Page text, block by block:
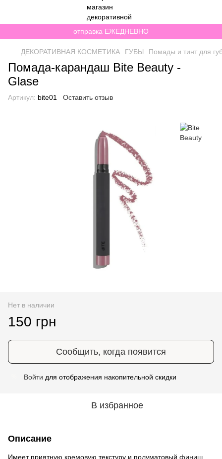
отправка ЕЖЕДНЕВНО
ДЕКОРАТИВНАЯ КОСМЕТИКА ГУБЫ Помады и тинт для
Помада-карандаш Bite Beauty -
Glase
Артикул: bite01 Оставить отзыв
Нет в наличии
150 грн
Сообщить, когда появится
Войти для отображения накопительной скидки
В избранное
Описание
Имеет приятную кремовую текстуру и полуматовый финиш.